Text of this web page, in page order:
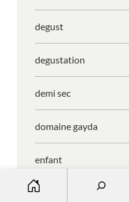
degust
degustation
demi sec
domaine gayda
enfant
entreprise